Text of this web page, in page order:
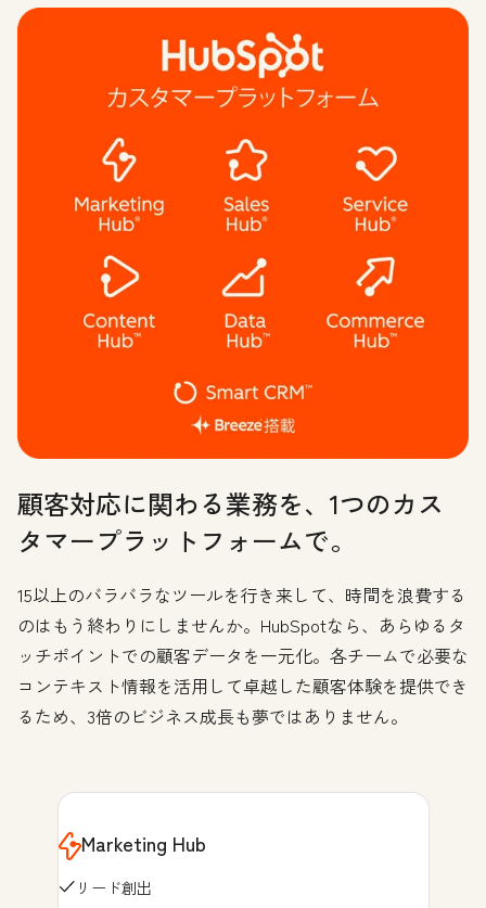
顧客対応に関わる業務を、1つのカス
タマープラットフォームで。
15以上のバラバラなツールを行き来して、時間を浪費する
のはもう終わりにしませんか。HubSpotなら、あらゆるタ
ッチポイントでの顧客データを一元化。各チームで必要な
コンテキスト情報を活用して卓越した顧客体験を提供でき
るため、3倍のビジネス成長も夢ではありません。
Marketing Hub
リード創出